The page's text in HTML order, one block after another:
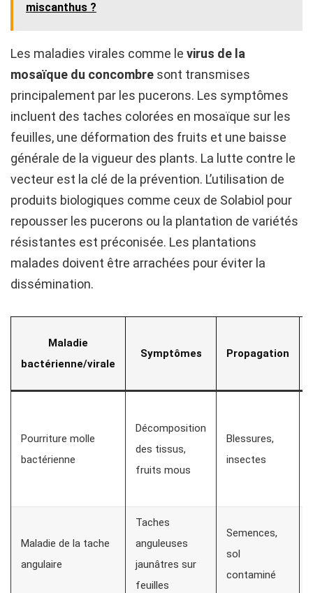
miscanthus ?
Les maladies virales comme le virus de la
mosaïque du concombre sont transmises
principalement par les pucerons. Les symptômes
incluent des taches colorées en mosaïque sur les
feuilles, une déformation des fruits et une baisse
générale de la vigueur des plants. La lutte contre le
vecteur est la clé de la prévention. L’utilisation de
produits biologiques comme ceux de Solabiol pour
repousser les pucerons ou la plantation de variétés
résistantes est préconisée. Les plantations
malades doivent être arrachées pour éviter la
dissémination.
Maladie
bactérienne/virale
Symptômes Propagation
Pourriture molle
bactérienne
Décomposition
des tissus,
fruits mous
Blessures,
insectes
Maladie de la tache
angulaire
Taches
anguleuses
jaunâtres sur
feuilles
Semences,
sol
contaminé